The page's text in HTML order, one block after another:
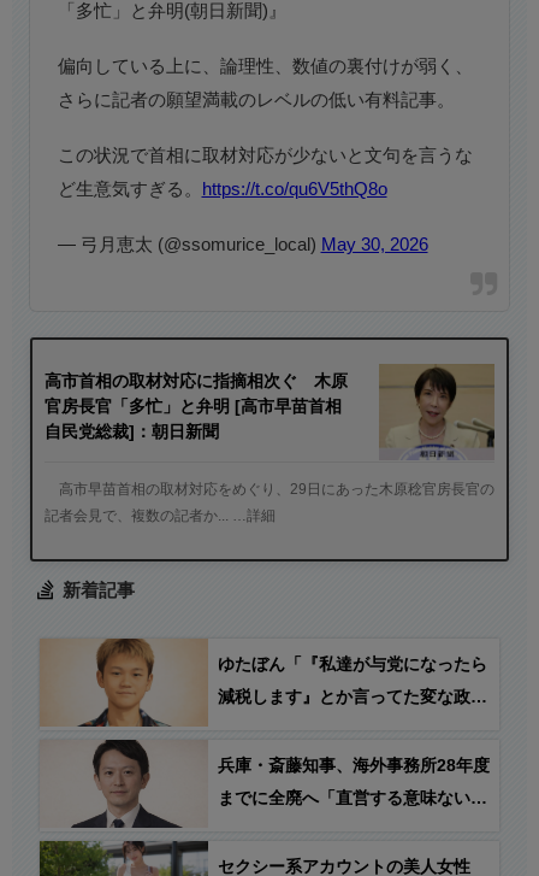
「多忙」と弁明(朝日新聞)』
偏向している上に、論理性、数値の裏付けが弱く、
さらに記者の願望満載のレベルの低い有料記事。
この状況で首相に取材対応が少ないと文句を言うな
ど生意気すぎる。
https://t.co/qu6V5thQ8o
— 弓月恵太 (@ssomurice_local) May 30, 2026
高市首相の取材対応に指摘相次ぐ 木原
官房長官「多忙」と弁明 [高市早苗首相
自民党総裁]：朝日新聞
高市早苗首相の取材対応をめぐり、29日にあった木原稔官房長官の
記者会見で、複数の記者か... …詳細
新着記事
ゆたぼん「『私達が与党になったら
減税します』とか言ってた変な政党
たら反対し始めた。結局、自分達が
与党になっても減税する気ないんじ
兵庫・斎藤知事、海外事務所28年度
までに全廃へ「直営する意味ないし
セクシー系アカウントの美人女性